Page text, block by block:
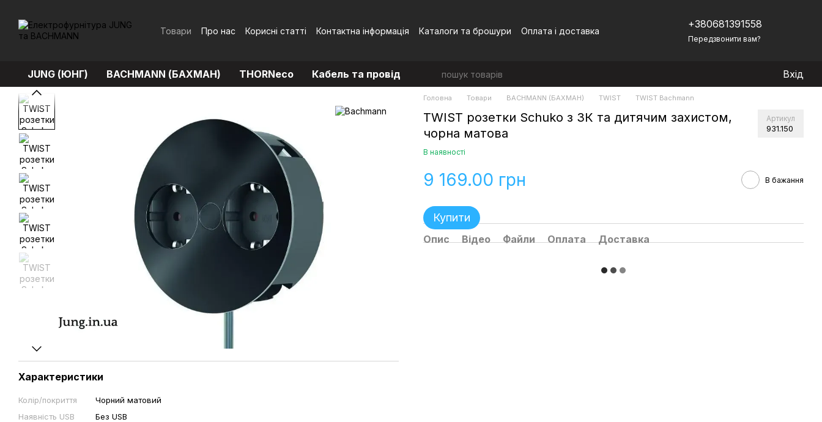
Товари Про нас Корисні статті Контактна інформація Каталоги та брошури
Оплата і доставка
+380681391558
Передзвонити вам?
JUNG (ЮНГ) BACHMANN (БАХМАН) THORNeco Кабель та провід Вхід
Характеристики
Колір/покриття
Чорний матовий
Наявність USB
Без USB
Головна Товари BACHMANN (БАХМАН) TWIST TWIST Bachmann
TWIST розетки Schuko з ЗК та дитячим захистом,
чорна матова
Артикул
931.150
В наявності
9 169.00 грн В бажання
Купити
Опис Відео Файли Оплата Доставка